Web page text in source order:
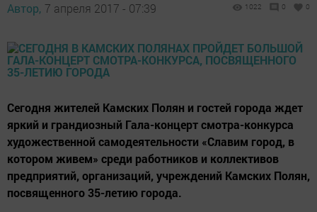
Автор, 7 апреля 2017 - 07:39 1022 0 0
Сегодня жителей Камских Полян и гостей города ждет
яркий и грандиозный Гала-концерт смотра-конкурса
художественной самодеятельности «Славим город, в
котором живем» среди работников и коллективов
предприятий, организаций, учреждений Камских Полян,
посвященного 35-летию города.